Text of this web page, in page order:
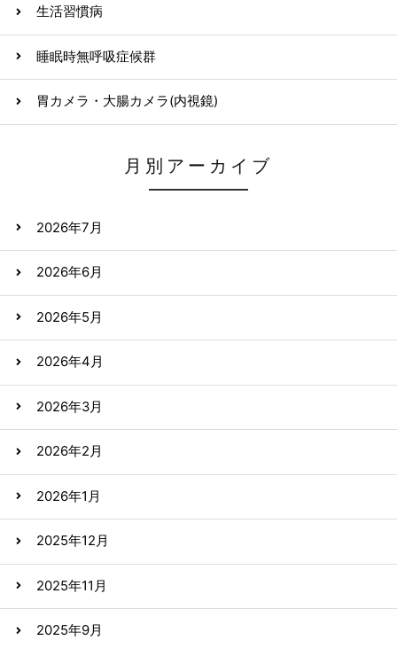
生活習慣病
睡眠時無呼吸症候群
胃カメラ・大腸カメラ(内視鏡)
月別アーカイブ
2026年7月
2026年6月
2026年5月
2026年4月
2026年3月
2026年2月
2026年1月
2025年12月
2025年11月
2025年9月